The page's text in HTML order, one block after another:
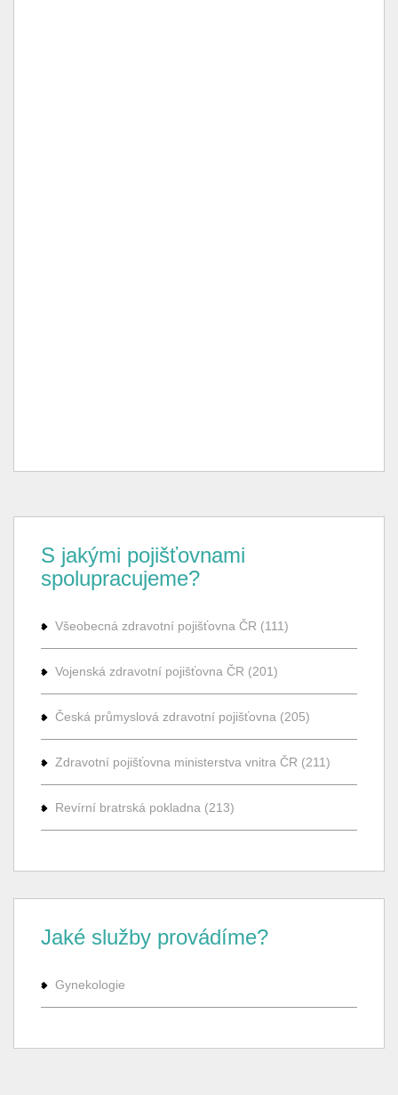
S jakými pojišťovnami
spolupracujeme?
Všeobecná zdravotní pojišťovna ČR (111)
Vojenská zdravotní pojišťovna ČR (201)
Česká průmyslová zdravotní pojišťovna (205)
Zdravotní pojišťovna ministerstva vnitra ČR (211)
Revírní bratrská pokladna (213)
Jaké služby provádíme?
Gynekologie